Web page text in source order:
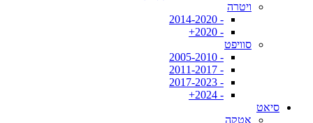
ויטרה
- 2014-2020
- 2020+
סוויפט
- 2005-2010
- 2011-2017
- 2017-2023
- 2024+
סיאט
אטקה